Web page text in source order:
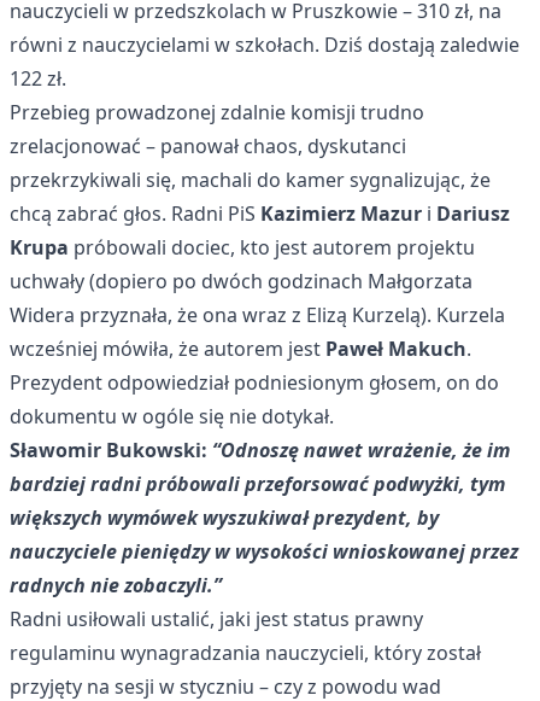
nauczycieli w przedszkolach w Pruszkowie – 310 zł, na
równi z nauczycielami w szkołach. Dziś dostają zaledwie
122 zł.
Przebieg prowadzonej zdalnie komisji trudno
zrelacjonować – panował chaos, dyskutanci
przekrzykiwali się, machali do kamer sygnalizując, że
chcą zabrać głos. Radni PiS Kazimierz Mazur i Dariusz
Krupa próbowali dociec, kto jest autorem projektu
uchwały (dopiero po dwóch godzinach Małgorzata
Widera przyznała, że ona wraz z Elizą Kurzelą). Kurzela
wcześniej mówiła, że autorem jest Paweł Makuch.
Prezydent odpowiedział podniesionym głosem, on do
dokumentu w ogóle się nie dotykał.
Sławomir Bukowski: “Odnoszę nawet wrażenie, że im
bardziej radni próbowali przeforsować podwyżki, tym
większych wymówek wyszukiwał prezydent, by
nauczyciele pieniędzy w wysokości wnioskowanej przez
radnych nie zobaczyli.”
Radni usiłowali ustalić, jaki jest status prawny
regulaminu wynagradzania nauczycieli, który został
przyjęty na sesji w styczniu – czy z powodu wad